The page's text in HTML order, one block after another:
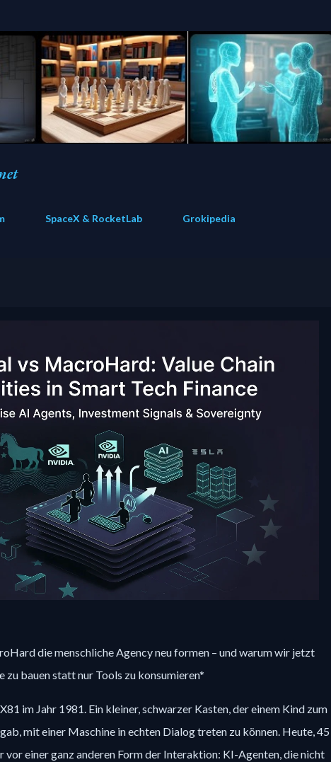
SpaceX & RocketLab Grokipedia
die menschliche Agency neu formen – und warum wir jetzt
zu bauen statt nur Tools zu konsumieren*
im Jahr 1981. Ein kleiner, schwarzer Kasten, der einem Kind zum
mit einer Maschine in echten Dialog treten zu können. Heute, 45
vor einer ganz anderen Form der Interaktion: KI-Agenten, die nicht